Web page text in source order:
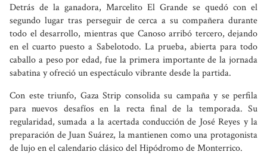
Detrás de la ganadora, Marcelito El Grande se quedó con el
segundo lugar tras perseguir de cerca a su compañera durante
todo el desarrollo, mientras que Canoso arribó tercero, dejando
en el cuarto puesto a Sabelotodo. La prueba, abierta para todo
caballo a peso por edad, fue la primera importante de la jornada
sabatina y ofreció un espectáculo vibrante desde la partida.
Con este triunfo, Gaza Strip consolida su campaña y se perfila
para nuevos desafíos en la recta final de la temporada. Su
regularidad, sumada a la acertada conducción de José Reyes y la
preparación de Juan Suárez, la mantienen como una protagonista
de lujo en el calendario clásico del Hipódromo de Monterrico.